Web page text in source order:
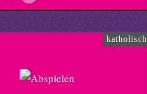
katholisch